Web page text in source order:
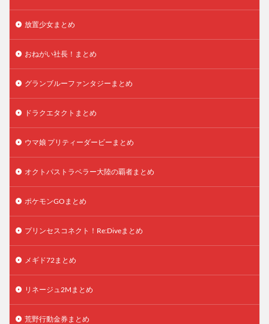
放置少女まとめ
おねがい社長！まとめ
グランブルーファンタジーまとめ
ドラクエタクトまとめ
ウマ娘 プリティーダービーまとめ
オクトパストラベラー大陸の覇者まとめ
ポケモンGOまとめ
プリンセスコネクト！Re:Diveまとめ
メギド72まとめ
リネージュ2Mまとめ
荒野行動金券まとめ